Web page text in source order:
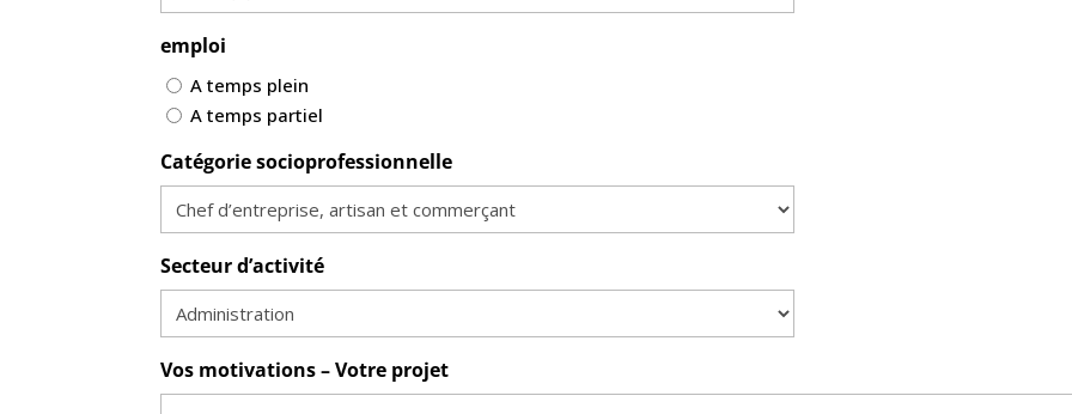
emploi
A temps plein
A temps partiel
Catégorie socioprofessionnelle
Secteur d’activité
Vos motivations – Votre projet